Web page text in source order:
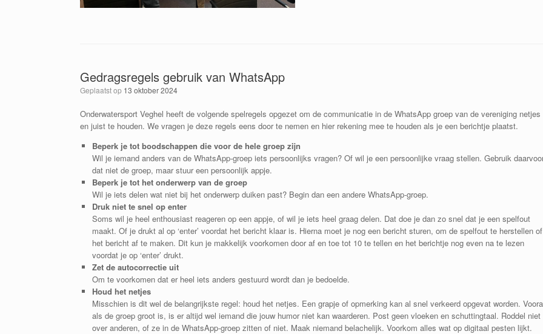
Gedragsregels gebruik van WhatsApp
Geplaatst op 13 oktober 2024
Onderwatersport Veghel heeft de volgende spelregels opgezet om de communicatie in de WhatsApp groep van de vereniging netjes
en juist te houden. We vragen je deze regels eens door te nemen en hier rekening mee te houden als je een berichtje plaatst.
Beperk je tot boodschappen die voor de hele groep zijn
Wil je iemand anders van de WhatsApp-groep iets persoonlijks vragen? Of wil je een persoonlijke vraag stellen. Gebruik
dat niet de groep, maar stuur een persoonlijk appje.
Beperk je tot het onderwerp van de groep
Wil je iets delen wat niet bij het onderwerp duiken past? Begin dan een andere WhatsApp-groep.
Druk niet te snel op enter
Soms wil je heel enthousiast reageren op een appje, of wil je iets heel graag delen. Dat doe je dan zo snel dat je een spelfout
maakt. Of je drukt al op ‘enter’ voordat het bericht klaar is. Hierna moet je nog een bericht sturen, om de spelfout te herstellen of
het bericht af te maken. Dit kun je makkelijk voorkomen door af en toe tot 10 te tellen en het berichtje nog even na te lezen
voordat je op ‘enter’ drukt.
Zet de autocorrectie uit
Om te voorkomen dat er heel iets anders gestuurd wordt dan je bedoelde.
Houd het netjes
Misschien is dit wel de belangrijkste regel: houd het netjes. Een grapje of opmerking kan al snel verkeerd opgevat worden.
als de groep groot is, is er altijd wel iemand die jouw humor niet kan waarderen. Post geen vloeken en schuttingtaal. Roddel niet
over anderen, of ze in de WhatsApp-groep zitten of niet. Maak niemand belachelijk. Voorkom alles wat op digitaal pesten lijkt.